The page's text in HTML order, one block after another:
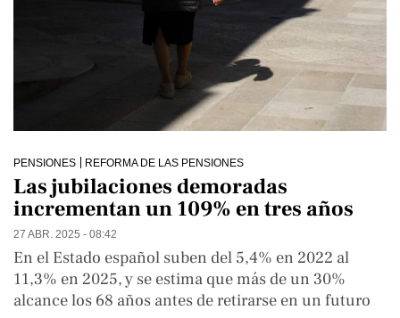
PENSIONES REFORMA DE LAS PENSIONES
Las jubilaciones demoradas
incrementan un 109% en tres años
27 ABR. 2025 - 08:42
En el Estado español suben del 5,4% en 2022 al
11,3% en 2025, y se estima que más de un 30%
alcance los 68 años antes de retirarse en un futuro